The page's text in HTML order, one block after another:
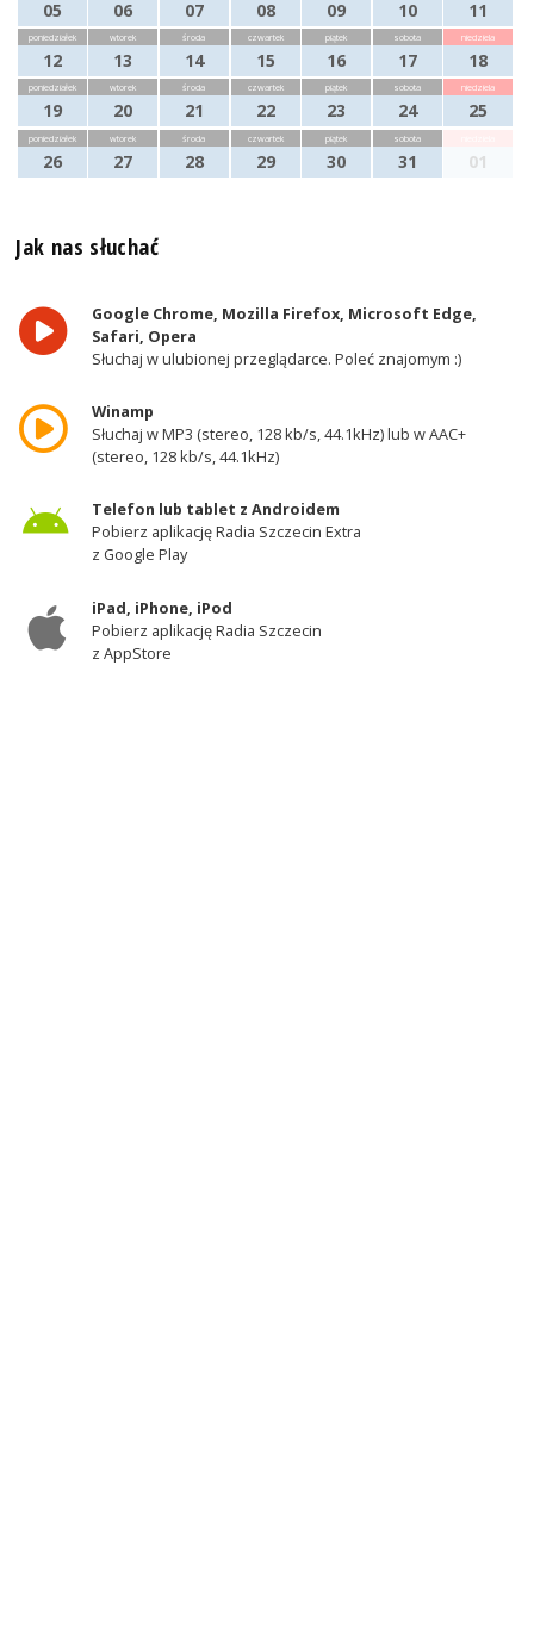
05 06 07 08 09 10 11
poniedziałek
12
wtorek
13
środa
14
czwartek
15
piątek
16
sobota
17
niedziela
18
poniedziałek
19
wtorek
20
środa
21
czwartek
22
piątek
23
sobota
24
niedziela
25
poniedziałek
26
wtorek
27
środa
28
czwartek
29
piątek
30
sobota
31 01
Jak nas słuchać
Google Chrome, Mozilla Firefox, Microsoft Edge,
Safari, Opera
Słuchaj w ulubionej przeglądarce. Poleć znajomym :)
Winamp
Słuchaj w MP3 (stereo, 128 kb/s, 44.1kHz) lub w AAC+
(stereo, 128 kb/s, 44.1kHz)
Telefon lub tablet z Androidem
Pobierz aplikację Radia Szczecin Extra
z Google Play
iPad, iPhone, iPod
Pobierz aplikację Radia Szczecin
z AppStore